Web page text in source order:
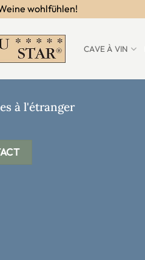
wohlfühlen!
CAVE À VIN
à l'étranger